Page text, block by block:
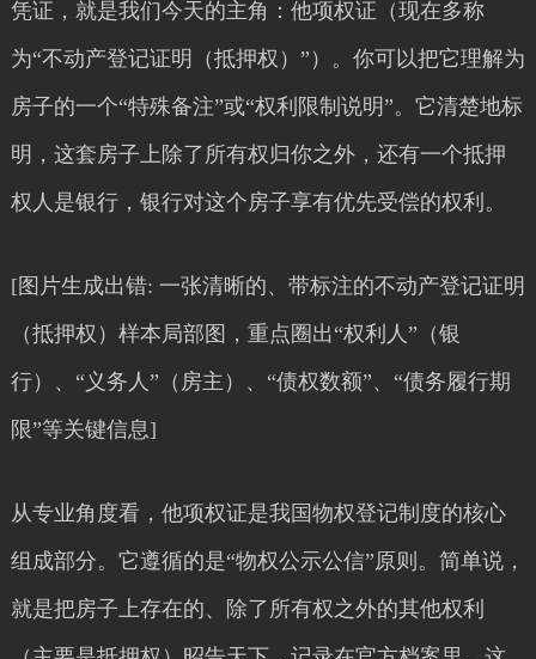
凭证，就是我们今天的主角：他项权证（现在多称
为“不动产登记证明（抵押权）”）。你可以把它理解为
房子的一个“特殊备注”或“权利限制说明”。它清楚地标
明，这套房子上除了所有权归你之外，还有一个抵押
权人是银行，银行对这个房子享有优先受偿的权利。
[图片生成出错: 一张清晰的、带标注的不动产登记证明
（抵押权）样本局部图，重点圈出“权利人”（银
行）、“义务人”（房主）、“债权数额”、“债务履行期
限”等关键信息]
从专业角度看，他项权证是我国物权登记制度的核心
组成部分。它遵循的是“物权公示公信”原则。简单说，
就是把房子上存在的、除了所有权之外的其他权利